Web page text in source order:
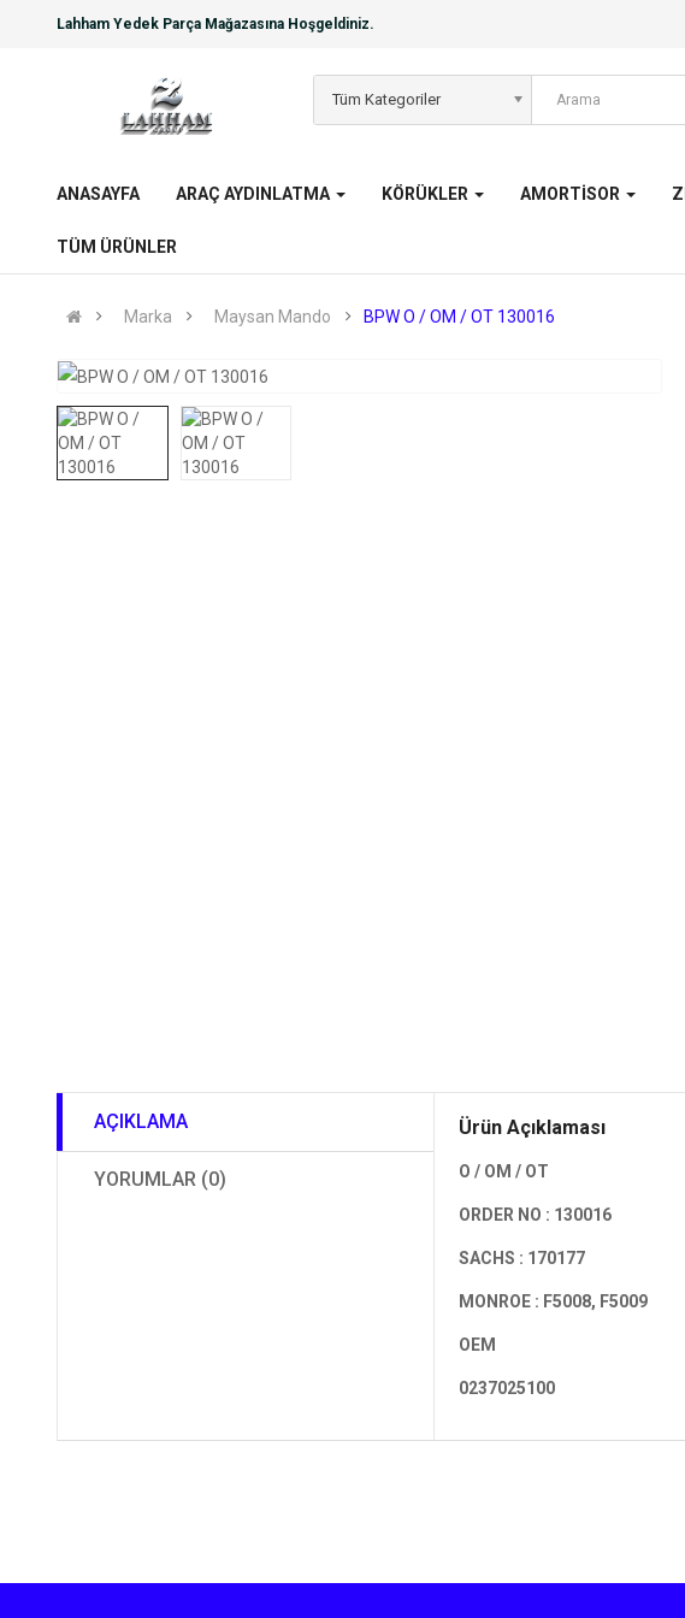
Lahham Yedek Parça Mağazasına Hoşgeldiniz.
Tüm Kategoriler
ANASAYFA ARAÇ AYDINLATMA KÖRÜKLER AMORTISOR
TÜM ÜRÜNLER
Marka Maysan Mando BPW O / OM / OT 130016
AÇIKLAMA
YORUMLAR (0)
Ürün Açıklaması
O / OM / OT
ORDER NO : 130016
SACHS : 170177
MONROE : F5008, F5009
OEM
0237025100